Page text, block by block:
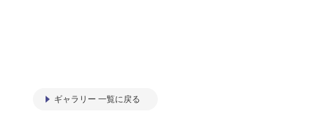
ギャラリー 一覧に戻る